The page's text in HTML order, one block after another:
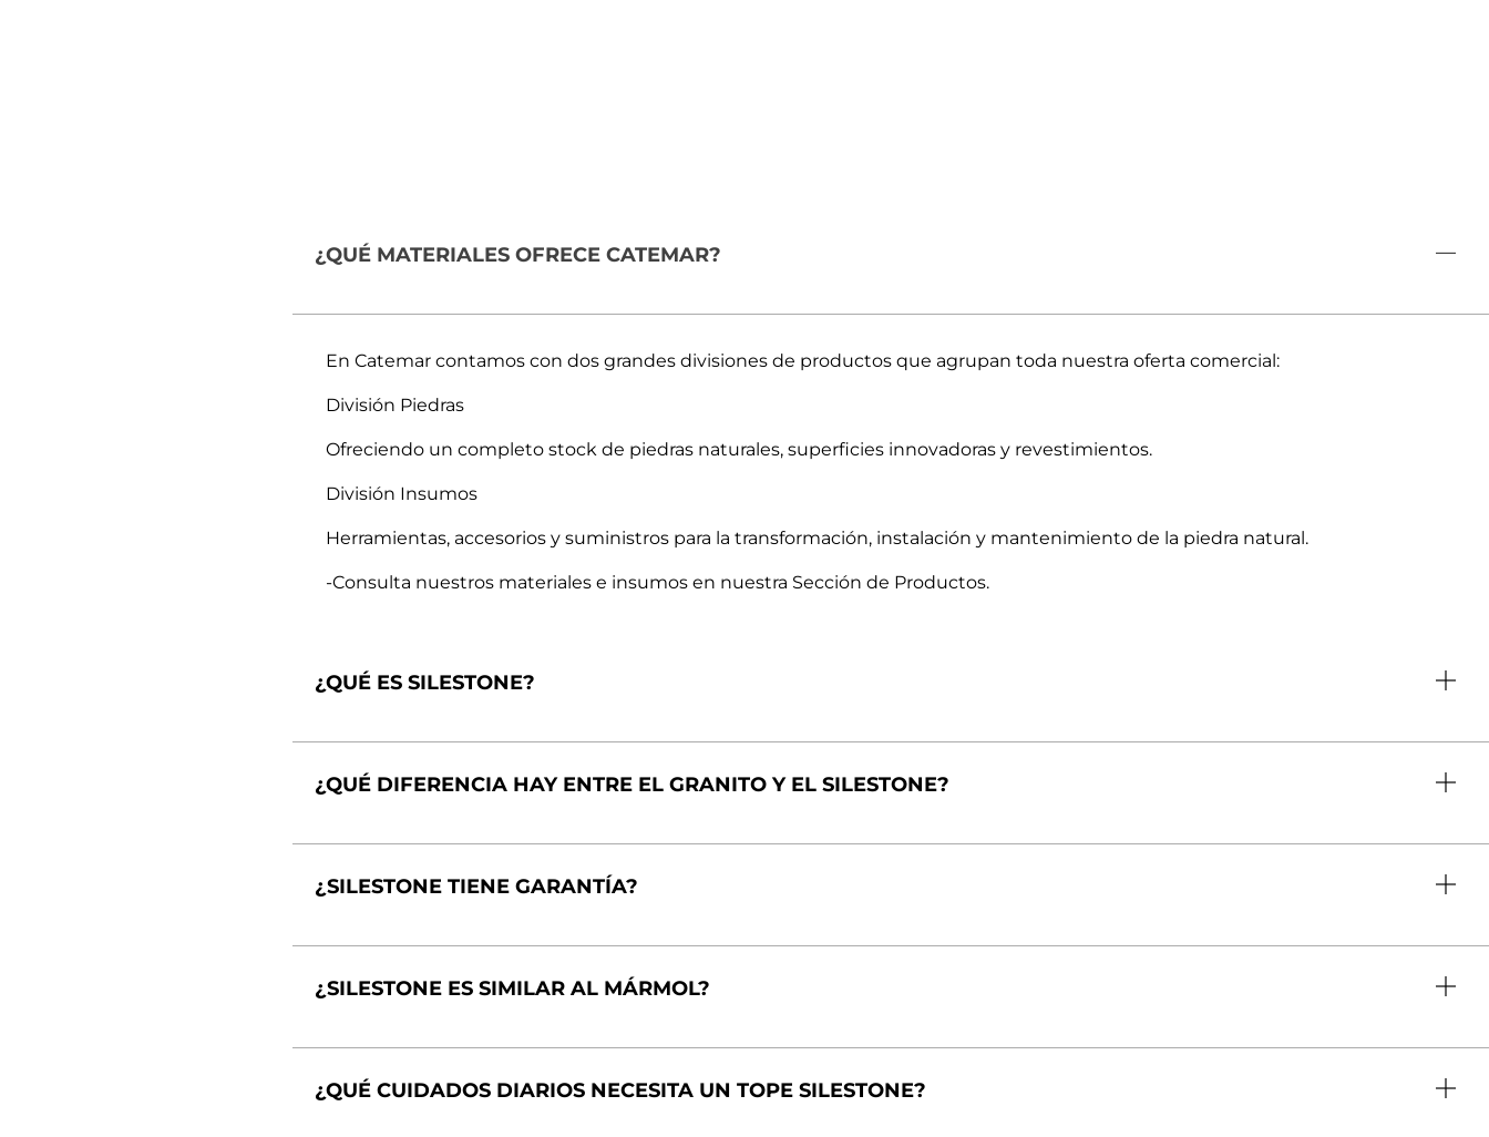
¿QUÉ MATERIALES OFRECE CATEMAR?
En Catemar contamos con dos grandes divisiones de productos que agrupan toda nuestra oferta comercial:
División Piedras
Ofreciendo un completo stock de piedras naturales, superficies innovadoras y revestimientos.
División Insumos
Herramientas, accesorios y suministros para la transformación, instalación y mantenimiento de la piedra natural.
-Consulta nuestros materiales e insumos en nuestra Sección de Productos.
¿QUÉ ES SILESTONE?
¿QUÉ DIFERENCIA HAY ENTRE EL GRANITO Y EL SILESTONE?
¿SILESTONE TIENE GARANTÍA?
¿SILESTONE ES SIMILAR AL MÁRMOL?
¿QUÉ CUIDADOS DIARIOS NECESITA UN TOPE SILESTONE?